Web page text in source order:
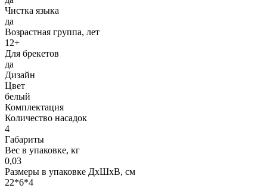
Чистка языка
да
Возрастная группа, лет
12+
Для брекетов
да
Дизайн
Цвет
белый
Комплектация
Количество насадок
4
Габариты
Вес в упаковке, кг
0,03
Размеры в упаковке ДxШxВ, см
22*6*4